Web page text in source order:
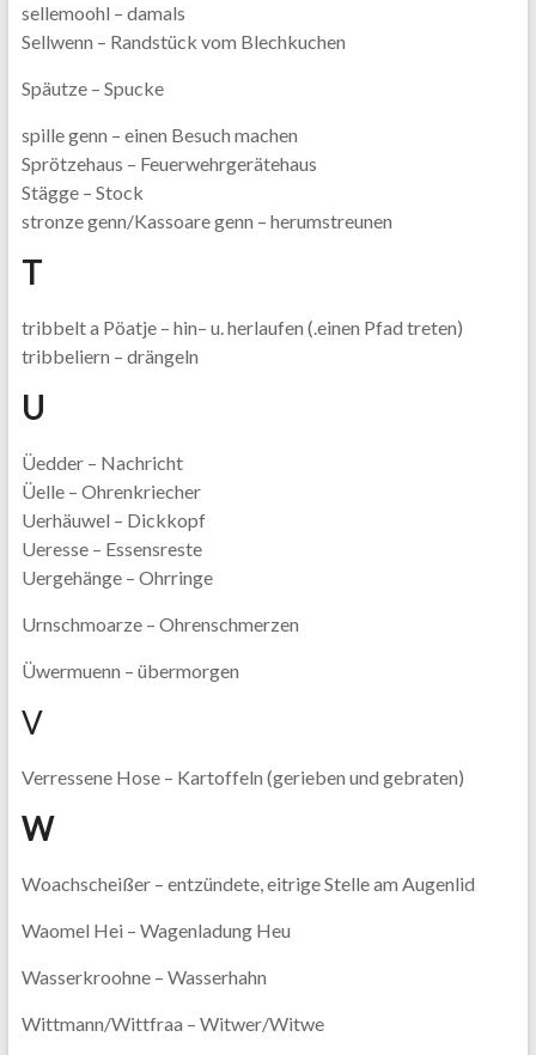
sellemoohl – damals
Sellwenn – Randstück vom Blechkuchen
Späutze – Spucke
spille genn – einen Besuch machen
Sprötzehaus – Feuerwehrgerätehaus
Stägge – Stock
stronze genn/Kassoare genn – herumstreunen
T
tribbelt a Pöatje – hin– u. herlaufen (.einen Pfad treten)
tribbeliern – drängeln
U
Üedder – Nachricht
Üelle – Ohrenkriecher
Uerhäuwel – Dickkopf
Ueresse – Essensreste
Uergehänge – Ohrringe
Urnschmoarze – Ohrenschmerzen
Üwermuenn – übermorgen
V
Verressene Hose – Kartoffeln (gerieben und gebraten)
W
Woachscheißer – entzündete, eitrige Stelle am Augenlid
Waomel Hei – Wagenladung Heu
Wasserkroohne – Wasserhahn
Wittmann/Wittfraa – Witwer/Witwe